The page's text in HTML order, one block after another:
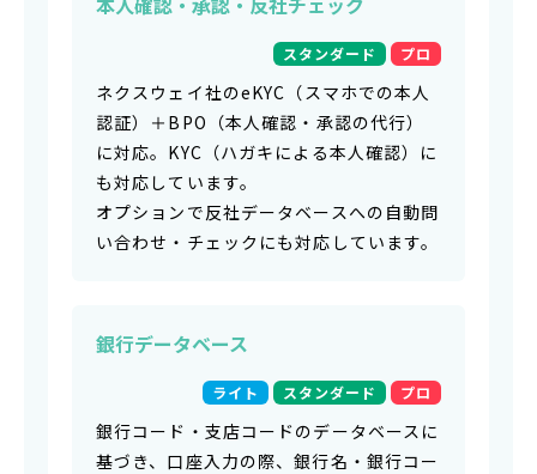
スタンダード プロ
ネクスウェイ社のeKYC（スマホでの本人
認証）＋BPO（本人確認・承認の代行）
に対応。KYC（ハガキによる本人確認）に
も対応しています。
オプションで反社データベースへの自動問
い合わせ・チェックにも対応しています。
銀行データベース
ライト スタンダード プロ
銀行コード・支店コードのデータベースに
基づき、口座入力の際、銀行名・銀行コー